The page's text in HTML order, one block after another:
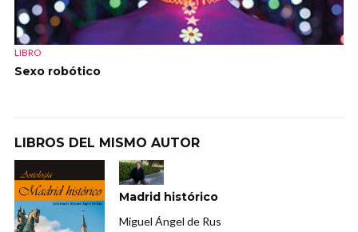
LIBRO
Sexo robótico
LIBROS DEL MISMO AUTOR
Madrid histórico
Miguel Ángel de Rus